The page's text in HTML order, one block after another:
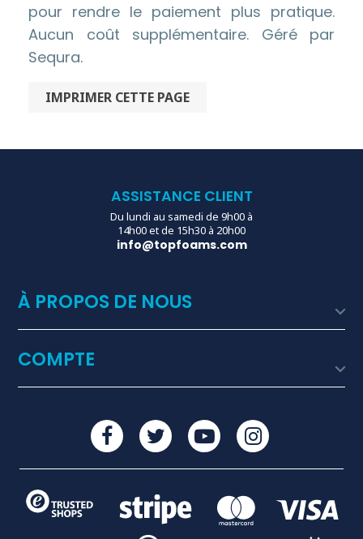
pour rendre le paiement plus pratique.
Aucun coût supplémentaire. Géré par
Sequra.
ASSISTANCE CLIENT
Du lundi au samedi de 9h00 à
14h00 et de 15h30 à 20h00
info@topfoams.com
À PROPOS DE NOUS 
COMPTE 